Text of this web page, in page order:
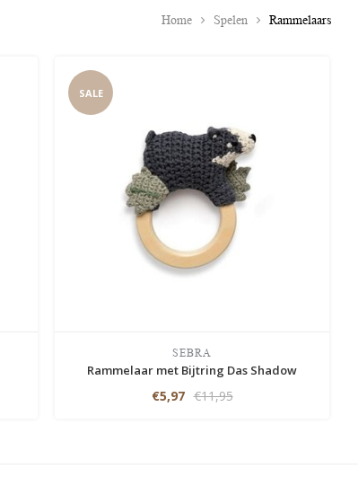
Home Spelen Rammelaars
SALE
SEBRA
Rammelaar met Bijtring Das Shadow
€5,97 €11,95